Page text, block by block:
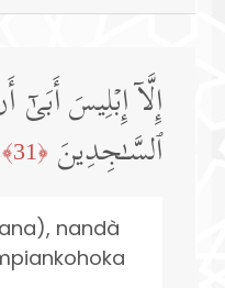
إِلَّاۤ إِبۡلِیسَ
ٱلسَّـٰجِدِینَ ﴿31﴾
nandà